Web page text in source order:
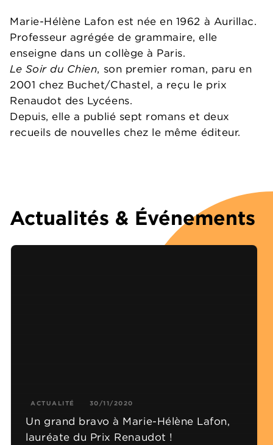
Marie-Hélène Lafon est née en 1962 à Aurillac.
Professeur agrégée de grammaire, elle
enseigne dans un collège à Paris.
Le Soir du Chien, son premier roman, paru en
2001 chez Buchet/Chastel, a reçu le prix
Renaudot des Lycéens.
Depuis, elle a publié sept romans et deux
recueils de nouvelles chez le même éditeur.
Actualités & Événements
ACTUALITÉ 30/11/2020
Un grand bravo à Marie-Hélène Lafon,
lauréate du Prix Renaudot !